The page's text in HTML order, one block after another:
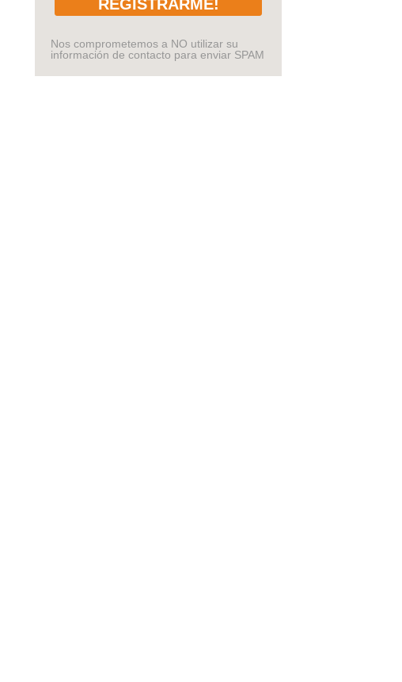
REGISTRARME!
Nos comprometemos a NO utilizar su
información de contacto para enviar SPAM